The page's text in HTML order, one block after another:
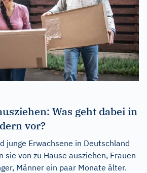
Was geht dabei in
vor?
junge Erwachsene in Deutschland
sie von zu Hause ausziehen, Frauen
Männer ein paar Monate älter.